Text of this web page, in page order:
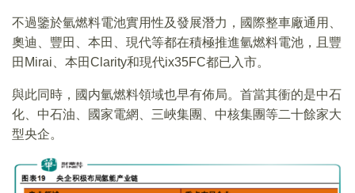
不過鑒於氫燃料電池實用性及發展潛力，國際整車廠通用、
奧迪、豐田、本田、現代等都在積極推進氫燃料電池，且豐
田Mirai、本田Clarity和現代ix35FC都已入市。
與此同時，國内氫燃料領域也早有佈局。首當其衝的是中石
化、中石油、國家電網、三峽集團、中核集團等二十餘家大
型央企。